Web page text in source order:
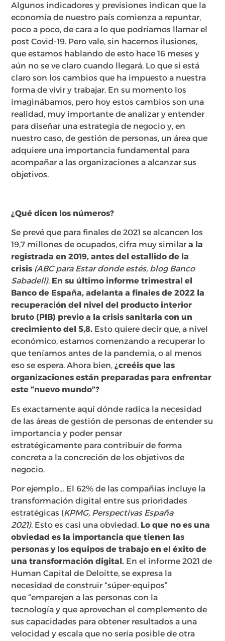
Algunos indicadores y previsiones indican que la
economía de nuestro país comienza a repuntar,
poco a poco, de cara a lo que podríamos llamar el
post Covid-19. Pero vale, sin hacernos ilusiones,
que estamos hablando de esto hace 16 meses y
aún no se ve claro cuando llegará. Lo que si está
claro son los cambios que ha impuesto a nuestra
forma de vivir y trabajar. En su momento los
imaginábamos, pero hoy estos cambios son una
realidad, muy importante de analizar y entender
para diseñar una estrategia de negocio y, en
nuestro caso, de gestión de personas, un área que
adquiere una importancia fundamental para
acompañar a las organizaciones a alcanzar sus
objetivos.
¿Qué dicen los números?
Se prevé que para finales de 2021 se alcancen los
19,7 millones de ocupados, cifra muy similara la
registrada en 2019, antes del estallido de la
crisis (ABC para Estar donde estés, blog Banco
Sabadell). En su último informe trimestral el
Banco de España, adelanta a finales de 2022 la
recuperación del nivel del producto interior
bruto (PIB) previo a la crisis sanitaria con un
crecimiento del 5,8. Esto quiere decir que, a nivel
económico, estamos comenzando a recuperar lo
que teníamos antes de la pandemia, o al menos
eso se espera. Ahora bien,¿creéis que las
organizaciones están preparadas para enfrentar
este “nuevo mundo”?
Es exactamente aquí dónde radica la necesidad
de las áreas de gestión de personas de entender su
importancia y poder pensar
estratégicamente para contribuir de forma
concreta a la concreción de los objetivos de
negocio.
Por ejemplo… El 62% de las compañías incluye la
transformación digital entre sus prioridades
estratégicas (KPMG, Perspectivas España
2021). Esto es casi una obviedad. Lo que no es una
obviedad es la importancia que tienen las
personas y los equipos de trabajo en el éxito de
una transformación digital. En el informe 2021 de
Human Capital de Deloitte, se expresa la
necesidad de construir “súper-equipos”
que “emparejen a las personas con la
tecnología y que aprovechan el complemento de
sus capacidades para obtener resultados a una
velocidad y escala que no sería posible de otra